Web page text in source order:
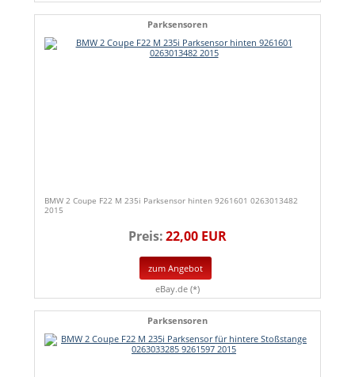
Parksensoren
BMW 2 Coupe F22 M 235i Parksensor hinten 9261601 0263013482
2015
Preis:22,00 EUR
zum Angebot
eBay.de (*)
Parksensoren